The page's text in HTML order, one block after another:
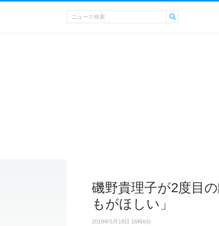
磯野貴理子が2度目
もがほしい」
2019年5月19日 16時6分